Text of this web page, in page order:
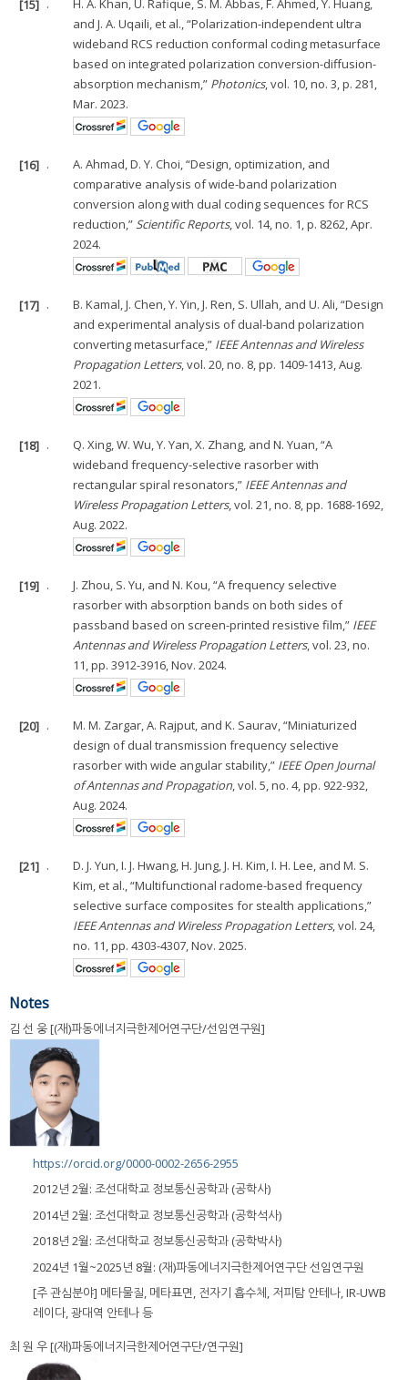
[15] .
H. A. Khan, U. Rafique, S. M. Abbas, F. Ahmed, Y. Huang,
and J. A. Uqaili, et al., “Polarization-independent ultra
wideband RCS reduction conformal coding metasurface
based on integrated polarization conversion-diffusion-
absorption mechanism,” Photonics, vol. 10, no. 3, p. 281,
Mar. 2023.
[16] .
A. Ahmad, D. Y. Choi, “Design, optimization, and
comparative analysis of wide-band polarization
conversion along with dual coding sequences for RCS
reduction,” Scientific Reports, vol. 14, no. 1, p. 8262, Apr.
2024.
[17] .
B. Kamal, J. Chen, Y. Yin, J. Ren, S. Ullah, and U. Ali, “Design
and experimental analysis of dual-band polarization
converting metasurface,” IEEE Antennas and Wireless
Propagation Letters, vol. 20, no. 8, pp. 1409-1413, Aug.
2021.
[18] .
Q. Xing, W. Wu, Y. Yan, X. Zhang, and N. Yuan, “A
wideband frequency-selective rasorber with
rectangular spiral resonators,” IEEE Antennas and
Wireless Propagation Letters, vol. 21, no. 8, pp. 1688-1692,
Aug. 2022.
[19] .
J. Zhou, S. Yu, and N. Kou, “A frequency selective
rasorber with absorption bands on both sides of
passband based on screen-printed resistive film,” IEEE
Antennas and Wireless Propagation Letters, vol. 23, no.
11, pp. 3912-3916, Nov. 2024.
[20] .
M. M. Zargar, A. Rajput, and K. Saurav, “Miniaturized
design of dual transmission frequency selective
rasorber with wide angular stability,” IEEE Open Journal
of Antennas and Propagation, vol. 5, no. 4, pp. 922-932,
Aug. 2024.
[21] .
D. J. Yun, I. J. Hwang, H. Jung, J. H. Kim, I. H. Lee, and M. S.
Kim, et al., “Multifunctional radome-based frequency
selective surface composites for stealth applications,”
IEEE Antennas and Wireless Propagation Letters, vol. 24,
no. 11, pp. 4303-4307, Nov. 2025.
Notes
김 선 웅 [(재)파동에너지극한제어연구단/선임연구원]
https://orcid.org/0000-0002-2656-2955
2012년 2월: 조선대학교 정보통신공학과 (공학사)
2014년 2월: 조선대학교 정보통신공학과 (공학석사)
2018년 2월: 조선대학교 정보통신공학과 (공학박사)
2024년 1월~2025년 8월: (재)파동에너지극한제어연구단 선임연구원
[주 관심분야] 메타물질, 메타표면, 전자기 흡수체, 저피탐 안테나, IR-UWB
레이다, 광대역 안테나 등
최 원 우 [(재)파동에너지극한제어연구단/연구원]